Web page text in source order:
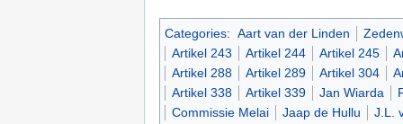
Categories: Aart van der Linden
Artikel 243
Artikel 244 Artikel 245
Artikel 288
Artikel 289 Artikel 304
Artikel 338
Artikel 339 Jan Wiarda
Commissie Melai
Jaap de Hullu
J.L.